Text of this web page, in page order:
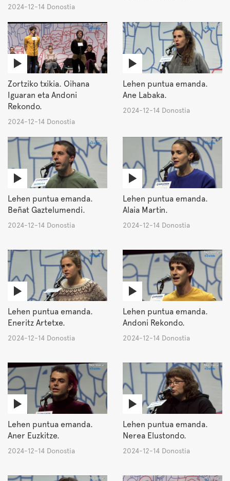
2024-12-14 Donostia
Zortziko txikia. Oihana
Iguaran eta Andoni
Rekondo.
2024-12-14 Donostia
Lehen puntua emanda.
Ane Labaka.
2024-12-14 Donostia
Lehen puntua emanda.
Beñat Gaztelumendi.
2024-12-14 Donostia
Lehen puntua emanda.
Alaia Martin.
2024-12-14 Donostia
Lehen puntua emanda.
Eneritz Artetxe.
2024-12-14 Donostia
Lehen puntua emanda.
Andoni Rekondo.
2024-12-14 Donostia
Lehen puntua emanda.
Aner Euzkitze.
2024-12-14 Donostia
Lehen puntua emanda.
Nerea Elustondo.
2024-12-14 Donostia